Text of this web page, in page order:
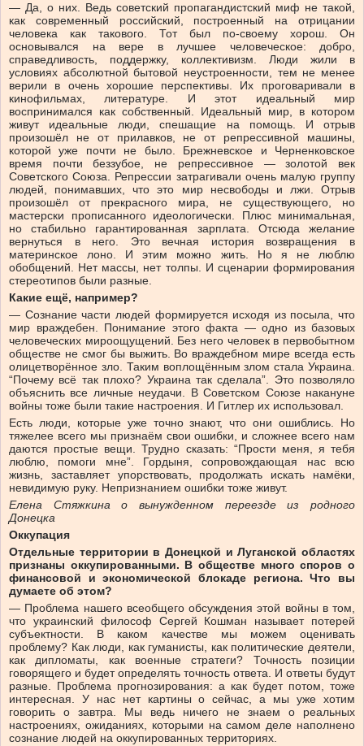
— Да, о них. Ведь советский пропагандистский миф не такой,
как современный российский, построенный на отрицании
человека как такового. Тот был по-своему хорош. Он
основывался на вере в лучшее человеческое: добро,
справедливость, поддержку, коллективизм. Люди жили в
условиях абсолютной бытовой неустроенности, тем не менее
верили в очень хорошие перспективы. Их проговаривали в
кинофильмах, литературе. И этот идеальный мир
воспринимался как собственный. Идеальный мир, в котором
живут идеальные люди, спешащие на помощь. И отрыв
произошёл не от прилавков, не от репрессивной машины,
которой уже почти не было. Брежневское и Черненковское
время почти беззубое, не репрессивное — золотой век
Советского Союза. Репрессии затрагивали очень малую группу
людей, понимавших, что это мир несвободы и лжи. Отрыв
произошёл от прекрасного мира, не существующего, но
мастерски прописанного идеологически. Плюс минимальная,
но стабильно гарантированная зарплата. Отсюда желание
вернуться в него. Это вечная история возвращения в
материнское лоно. И этим можно жить. Но я не люблю
обобщений. Нет массы, нет толпы. И сценарии формирования
стерео­типов были разные.
Какие ещё, например?
— Сознание части людей формируется исходя из посыла, что
мир враждебен. Понимание этого факта — одно из базовых
человеческих мироощущений. Без него человек в первобытном
обществе не смог бы выжить. Во враждебном мире всегда есть
олицетворённое зло. Таким воплощённым злом стала Украина.
“Почему всё так плохо? Украина так сделала”. Это позволяло
объяснить все личные неудачи. В Советском Союзе накануне
войны тоже были такие настроения. И Гитлер их использовал.
Есть люди, которые уже точно знают, что они ошиблись. Но
тяжелее всего мы признаём свои ошибки, и сложнее всего нам
даются простые вещи. Трудно сказать: “Прости меня, я тебя
люблю, помоги мне”. Гордыня, сопровождающая нас всю
жизнь, заставляет упорствовать, продолжать искать намёки,
невидимую руку. Непризнанием ошибки тоже живут.
Елена Стяжкина о вынужденном переезде из родного
Донецка
Оккупация
Отдельные территории в Донецкой и Луганской областях
признаны оккупированными. В обществе много споров о
финансовой и экономической блокаде региона. Что вы
думаете об этом?
— Проблема нашего всеобщего обсуждения этой войны в том,
что украинский философ Сергей Кошман называет потерей
субъектности. В каком качестве мы можем оценивать
проблему? Как люди, как гуманисты, как политические деятели,
как дипломаты, как военные стратеги? Точность позиции
говорящего и будет определять точность ответа. И ответы будут
разные. Проблема прогнозирования: а как будет потом, тоже
интересная. У нас нет картины о сейчас, а мы уже хотим
говорить о завтра. Мы ведь ничего не знаем о реальных
настроениях, ожиданиях, которыми на самом деле наполнено
сознание людей на оккупированных территориях.